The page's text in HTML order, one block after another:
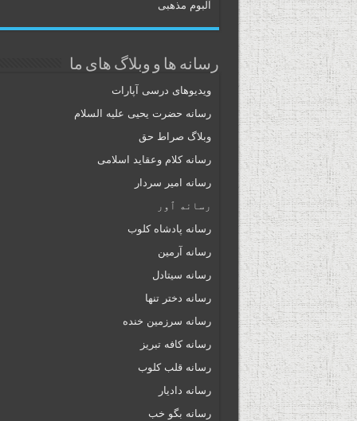
آلبوم مذهبی
رسانه ها و وبلاگ های ما
ویدیوهای درسی آپارات
رسانه حضرت یحیی علیه السلام
وبلاگ صراط حق
رسانه کلام وعقاید اسلامی
رسانه امیر سردار
رسانه ٱور
رسانه پادشاه کلوب
رسانه آرمین
رسانه سیتادل
رسانه دختر تنها
رسانه سرزمین خنده
رسانه کافه تبریز
رسانه قلب کلوب
رسانه دادیار
رسانه بگو خب